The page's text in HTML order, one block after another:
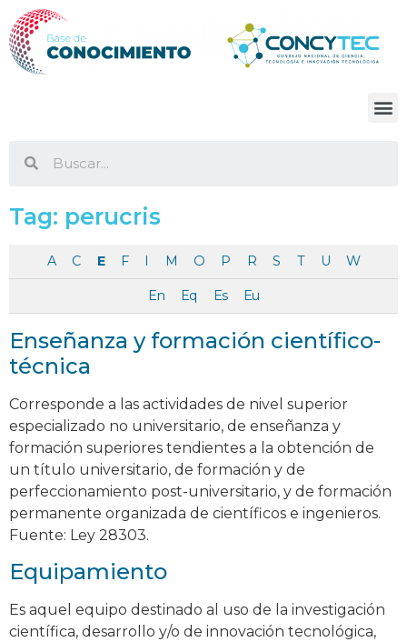
Tag: perucris
A C E F I M O P R S T U W
En Eq Es Eu
Enseñanza y formación científico-
técnica
Corresponde a las actividades de nivel superior
especializado no universitario, de enseñanza y
formación superiores tendientes a la obtención de
un título universitario, de formación y de
perfeccionamiento post-universitario, y de formación
permanente organizada de científicos e ingenieros.
Fuente: Ley 28303.
Equipamiento
Es aquel equipo destinado al uso de la investigación
científica, desarrollo y/o de innovación tecnológica,